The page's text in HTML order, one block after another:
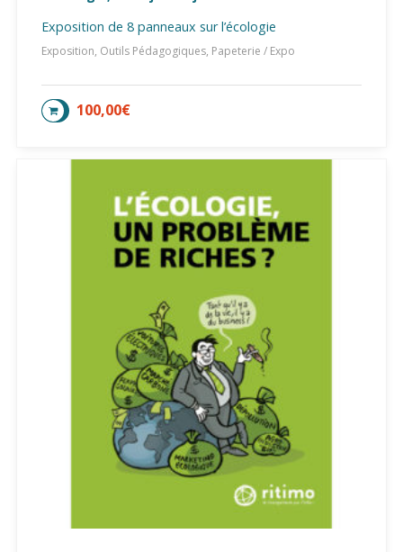
Exposition de 8 panneaux sur l’écologie
Exposition, Outils Pédagogiques, Papeterie / Expo
100,00€
AJOUTER AU PANIER